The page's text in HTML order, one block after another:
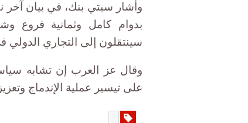
بدوام كامل وثمانية فروع
سينتقلون إلى التجاري الدولي
وقال عز العرب إن تشابه
على تيسير عملية الإندماج